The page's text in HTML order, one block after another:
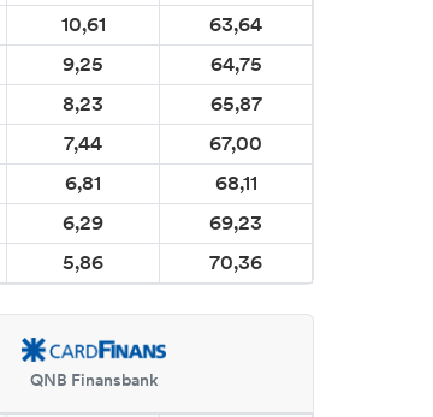
10,61
63,64
9,25
64,75
8,23
65,87
7,44
67,00
6,81
68,11
6,29
69,23
5,86 70,36
QNB Finansbank